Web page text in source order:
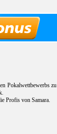
Pokalwettbewerbs zu
Profis von Samara.